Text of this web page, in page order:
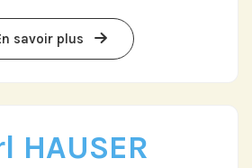
savoir plus
HAUSER